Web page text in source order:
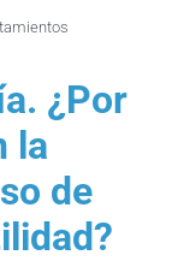
¿Por
la
de